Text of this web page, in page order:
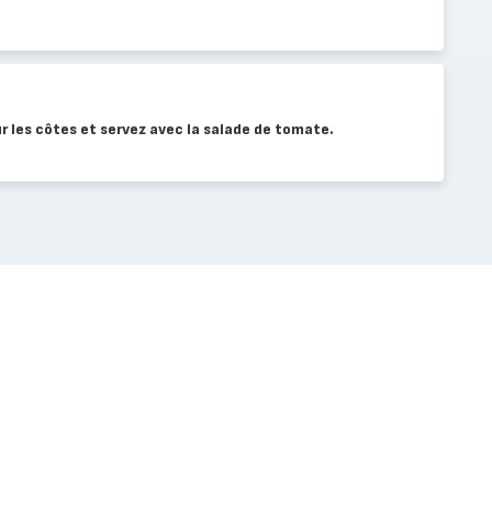
les côtes et servez avec la salade de tomate.